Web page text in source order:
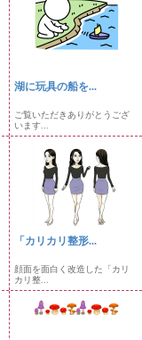
湖に玩具の船を...
ご覧いただきありがとうござ
います...
「カリカリ整形...
顔面を面白く改造した「カリ
カリ整...